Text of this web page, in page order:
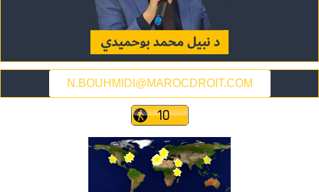
N.BOUHMIDI@MAROCDROIT.COM